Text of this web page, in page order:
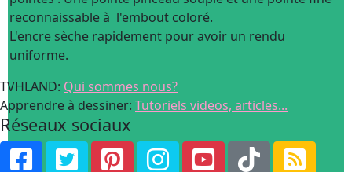
reconnaissable à l'embout coloré.
L'encre sèche rapidement pour avoir un rendu
uniforme.
TVHLAND: Qui sommes nous?
Apprendre à dessiner: Tutoriels videos, articles...
Réseaux sociaux